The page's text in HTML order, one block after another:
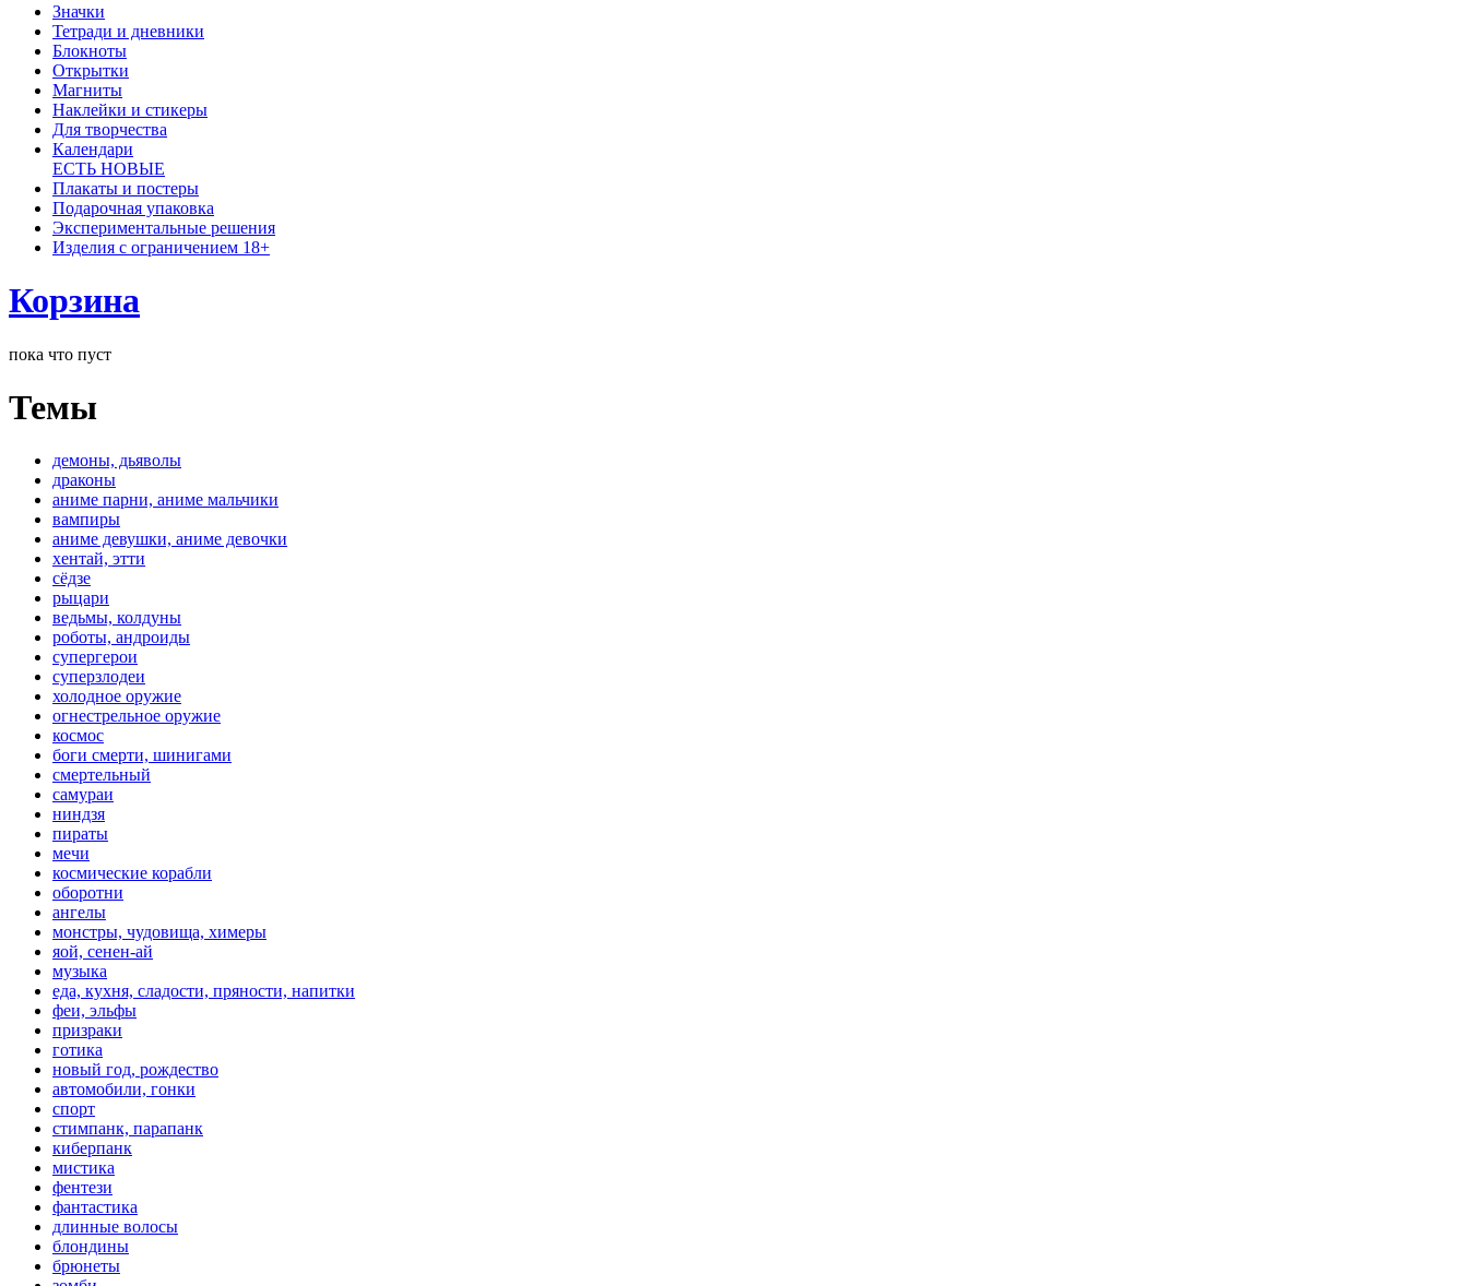
Значки
Тетради и дневники
Блокноты
Открытки
Магниты
Наклейки и стикеры
Для творчества
Календари
ЕСТЬ НОВЫЕ
Плакаты и постеры
Подарочная упаковка
Экспериментальные решения
Изделия с ограничением 18+
Корзина
пока что пуст
Темы
демоны, дьяволы
драконы
аниме парни, аниме мальчики
вампиры
аниме девушки, аниме девочки
хентай, этти
сёдзе
рыцари
ведьмы, колдуны
роботы, андроиды
супергерои
суперзлодеи
холодное оружие
огнестрельное оружие
космос
боги смерти, шинигами
смертельный
самураи
ниндзя
пираты
мечи
космические корабли
оборотни
ангелы
монстры, чудовища, химеры
яой, сенен-ай
музыка
еда, кухня, сладости, пряности, напитки
феи, эльфы
призраки
готика
новый год, рождество
автомобили, гонки
спорт
стимпанк, парапанк
киберпанк
мистика
фентези
фантастика
длинные волосы
блондины
брюнеты